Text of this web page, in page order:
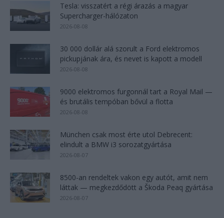
Tesla: visszatért a régi árazás a magyar
Supercharger-hálózaton
2026-08-08
30 000 dollár alá szorult a Ford elektromos
pickupjának ára, és nevet is kapott a modell
2026-08-08
9000 elektromos furgonnál tart a Royal Mail —
és brutális tempóban bővül a flotta
2026-08-08
München csak most érte utol Debrecent:
elindult a BMW i3 sorozatgyártása
2026-08-07
8500-an rendeltek vakon egy autót, amit nem
láttak — megkezdődött a Škoda Peaq gyártása
2026-08-07